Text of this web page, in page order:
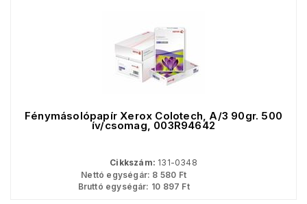
Fénymásolópapír Xerox Colotech, A/3 90gr. 500
ív/csomag, 003R94642
Cikkszám: 131-0348
Nettó egységár: 8 580 Ft
Bruttó egységár: 10 897 Ft